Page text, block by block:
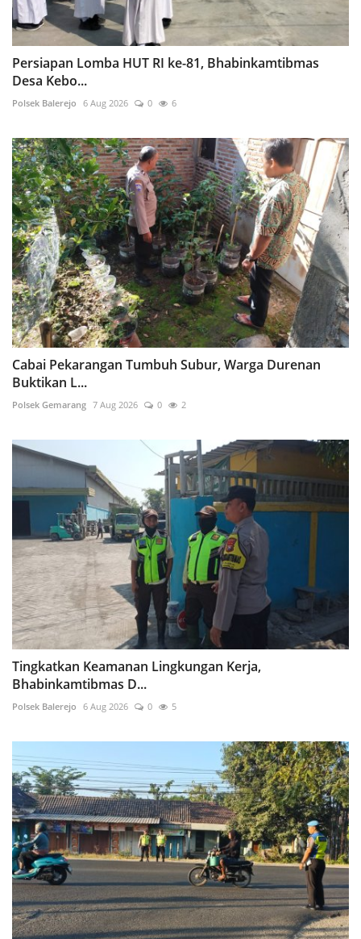
Persiapan Lomba HUT RI ke-81, Bhabinkamtibmas
Desa Kebo...
Polsek Balerejo 6 Aug 2026 0 6
Cabai Pekarangan Tumbuh Subur, Warga Durenan
Buktikan L...
Polsek Gemarang 7 Aug 2026 0 2
Tingkatkan Keamanan Lingkungan Kerja,
Bhabinkamtibmas D...
Polsek Balerejo 6 Aug 2026 0 5